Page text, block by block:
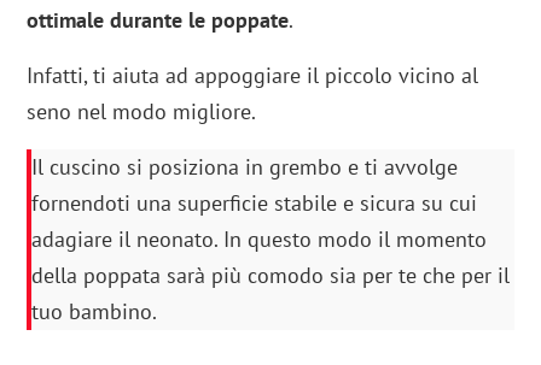
ottimale durante le poppate.
Infatti, ti aiuta ad appoggiare il piccolo vicino al
seno nel modo migliore.
Il cuscino si posiziona in grembo e ti avvolge
fornendoti una superficie stabile e sicura su cui
adagiare il neonato. In questo modo il momento
della poppata sarà più comodo sia per te che per il
tuo bambino.